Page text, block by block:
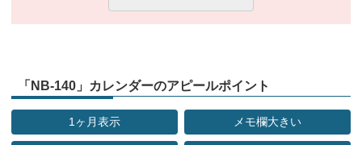
「NB-140」カレンダーのアピールポイント
1ヶ月表示 メモ欄大きい